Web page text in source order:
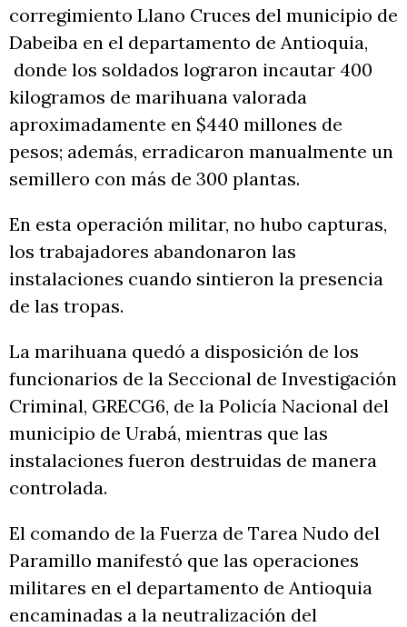
corregimiento Llano Cruces del municipio de
Dabeiba en el departamento de Antioquia,
donde los soldados lograron incautar 400
kilogramos de marihuana valorada
aproximadamente en $440 millones de
pesos; además, erradicaron manualmente un
semillero con más de 300 plantas.
En esta operación militar, no hubo capturas,
los trabajadores abandonaron las
instalaciones cuando sintieron la presencia
de las tropas.
La marihuana quedó a disposición de los
funcionarios de la Seccional de Investigación
Criminal, GRECG6, de la Policía Nacional del
municipio de Urabá, mientras que las
instalaciones fueron destruidas de manera
controlada.
El comando de la Fuerza de Tarea Nudo del
Paramillo manifestó que las operaciones
militares en el departamento de Antioquia
encaminadas a la neutralización del